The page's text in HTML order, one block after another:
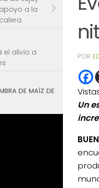
POR
Un
a la
el alivio a
DE MAÍZ DE